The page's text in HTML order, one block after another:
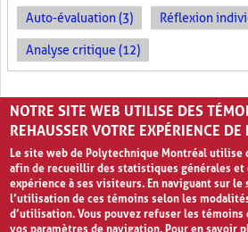
Auto-évaluation (3) Réflexion
Analyse critique (12)
PAGES
« ‹ 1 2 3
NOTRE SITE WEB UTILISE DES
REHAUSSER VOTRE EXPÉRIENCE
Le site web de Polytechnique Montréal utilise
afin de recueillir des statistiques générales
expérience à ses visiteurs. En naviguant sur le
l’utilisation de ces témoins selon les
d’utilisation. Vous pouvez refuser les
vos paramètres de navigation. Pour en savoir